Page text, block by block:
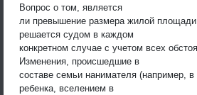
Вопрос о том, является
ли превышение размера жилой площади
решается судом в каждом
конкретном случае с учетом всех
Изменения, происшедшие в
составе семьи нанимателя (например,
ребенка, вселением в